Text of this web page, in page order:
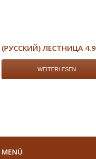
(РУССКИЙ) ЛЕСТНИЦА 4.9
WEITERLESEN
MENÜ